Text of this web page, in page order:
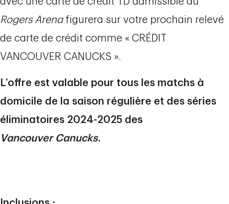
Rogers Arenafigurera sur votre prochain relevé
de carte de crédit comme « CRÉDIT
VANCOUVER CANUCKS ».
L’offre est valable pour tous les matchs à
domicile de la saison régulière et des séries
éliminatoires 2024-2025 des
Vancouver Canucks.